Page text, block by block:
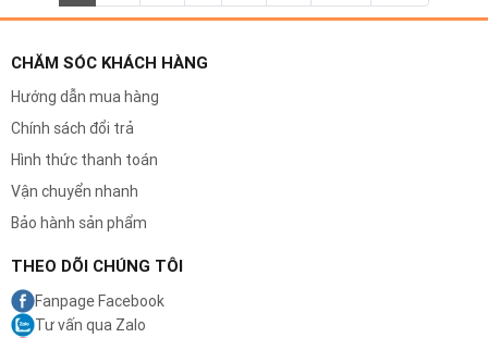
CHĂM SÓC KHÁCH HÀNG
Hướng dẫn mua hàng
Chính sách đổi trả
Hình thức thanh toán
Vận chuyển nhanh
Bảo hành sản phẩm
THEO DÕI CHÚNG TÔI
Fanpage Facebook
Tư vấn qua Zalo